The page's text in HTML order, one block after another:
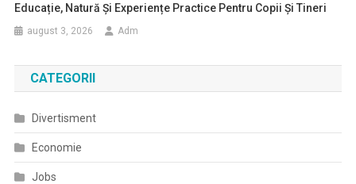
Educație, Natură Și Experiențe Practice Pentru Copii Și Tineri
august 3, 2026 Adm
CATEGORII
Divertisment
Economie
Jobs